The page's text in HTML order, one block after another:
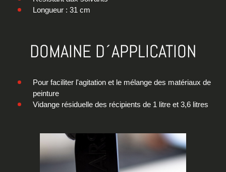
Longueur : 31 cm
DOMAINE D´APPLICATION
Pour faciliter l'agitation et le mélange des matériaux de
peinture
Vidange résiduelle des récipients de 1 litre et 3,6 litres